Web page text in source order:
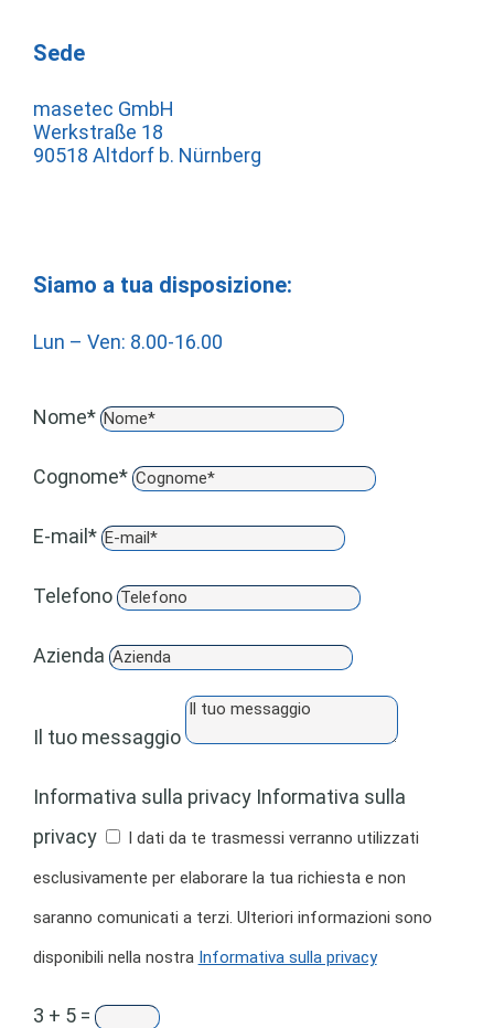
Sede
masetec GmbH
Werkstraße 18
90518 Altdorf b. Nürnberg
Siamo a tua disposizione:
Lun – Ven: 8.00-16.00
Nome*
Cognome*
E-mail*
Telefono
Azienda
Il tuo messaggio
Informativa sulla privacy Informativa sulla
privacy
I dati da te trasmessi verranno utilizzati
esclusivamente per elaborare la tua richiesta e non
saranno comunicati a terzi. Ulteriori informazioni sono
disponibili nella nostra Informativa sulla privacy
3 + 5=